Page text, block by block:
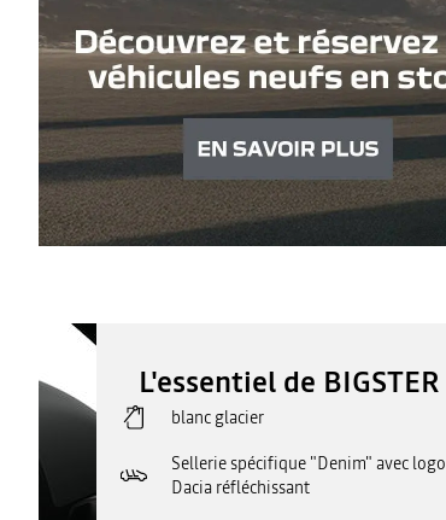
L'essentiel de BIGSTER
blanc glacier
Sellerie spécifique "Denim" avec logo
Dacia réfléchissant